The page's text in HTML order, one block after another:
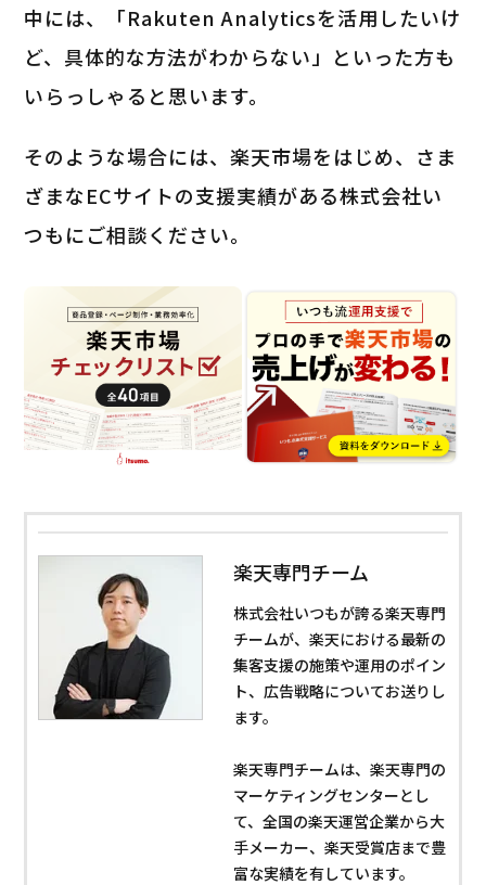
中には、「Rakuten Analyticsを活用したいけ
ど、具体的な方法がわからない」といった方も
いらっしゃると思います。
そのような場合には、楽天市場をはじめ、さま
ざまなECサイトの支援実績がある株式会社い
つもにご相談ください。
楽天専門チーム
株式会社いつもが誇る楽天専門
チームが、楽天における最新の
集客支援の施策や運用のポイン
ト、広告戦略についてお送りし
ます。
楽天専門チームは、楽天専門の
マーケティングセンターとし
て、全国の楽天運営企業から大
手メーカー、楽天受賞店まで豊
富な実績を有しています。